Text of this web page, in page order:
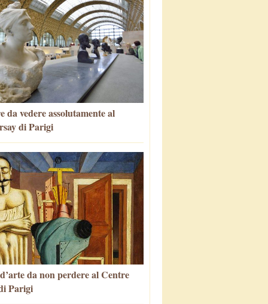
da vedere assolutamente al
di Parigi
da non perdere al Centre
Parigi